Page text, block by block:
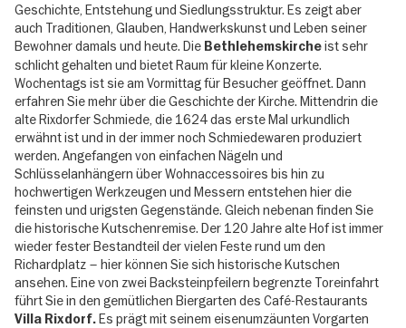
Geschichte, Entstehung und Siedlungsstruktur. Es zeigt aber
auch Traditionen, Glauben, Handwerkskunst und Leben seiner
Bewohner damals und heute. Die Bethlehemskircheist sehr
schlicht gehalten und bietet Raum für kleine Konzerte.
Wochentags ist sie am Vormittag für Besucher geöffnet. Dann
erfahren Sie mehr über die Geschichte der Kirche. Mittendrin die
alte Rixdorfer Schmiede, die 1624 das erste Mal urkundlich
erwähnt ist und in der immer noch Schmiedewaren produziert
werden. Angefangen von einfachen Nägeln und
Schlüsselanhängern über Wohnaccessoires bis hin zu
hochwertigen Werkzeugen und Messern entstehen hier die
feinsten und urigsten Gegenstände. Gleich nebenan finden Sie
die historische Kutschenremise. Der 120 Jahre alte Hof ist immer
wieder fester Bestandteil der vielen Feste rund um den
Richardplatz – hier können Sie sich historische Kutschen
ansehen. Eine von zwei Backsteinpfeilern begrenzte Toreinfahrt
führt Sie in den gemütlichen Biergarten des Café-Restaurants
Villa Rixdorf.Es prägt mit seinem eisenumzäunten Vorgarten